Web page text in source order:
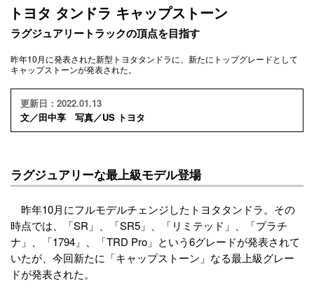
トヨタ タンドラ キャップストーン
ラグジュアリートラックの頂点を目指す
昨年10月に発表された新型トヨタタンドラに、新たにトップグレードとして
キャップストーンが発表された。
更新日：2022.01.13
文／田中享 写真／US トヨタ
ラグジュアリーな最上級モデル登場
昨年10月にフルモデルチェンジしたトヨタタンドラ。その
時点では、「SR」、「SR5」、「リミテッド」、「プラチ
ナ」、「1794」、「TRD Pro」という6グレードが発表されて
いたが、今回新たに「キャップストーン」なる最上級グレー
ドが発表された。